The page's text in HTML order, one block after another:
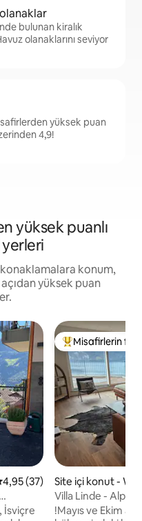
bulunan kiralık
olanaklarını seviyor
yüksek puan
4,9!
yüksek puanlı
konum,
yüksek puan
üzerinden ortalama 4,95
4,95 (37)
İsviçre
Misafirlerin
Misafirlerin
Site içi konut -
Villa Linde -
View
!Mayıs ve Ekim